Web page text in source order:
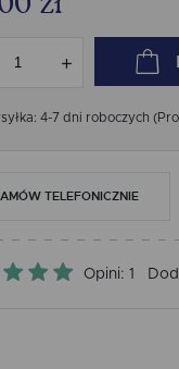
4-7 dni roboczych
TELEFONICZNIE
Opini: 1